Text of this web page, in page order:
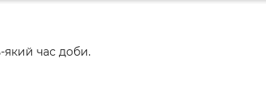
час доби.